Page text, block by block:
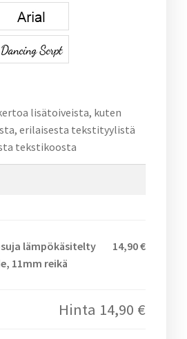
lisätoiveista, kuten
erilaisesta tekstityylistä
tekstikoosta
lämpökäsitelty
11mm reikä
14,90 €
Hinta 14,90 €